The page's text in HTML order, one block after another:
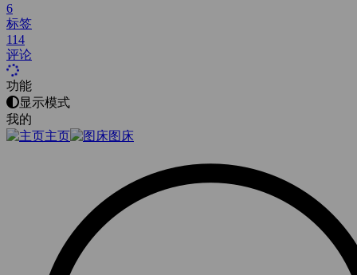
6
标签
114
评论
功能
显示模式
我的
主页
图床